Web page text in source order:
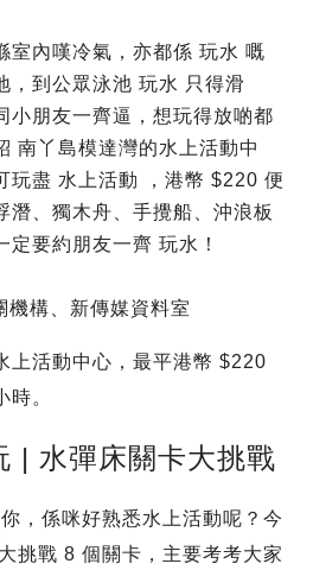
室內嘆冷氣，亦都係 玩水 嘅
，到公眾泳池 玩水 只得滑
小朋友一齊逼，想玩得放啲都
南丫島模達灣的水上活動中
玩盡 水上活動 ，港幣 $220 便
潛、獨木舟、手攪船、沖浪板
定要約朋友一齊 玩水！
機構、新傳媒資料室
上活動中心，最平港幣 $220
。
| 水彈床關卡大挑戰
，係咪好熟悉水上活動呢？今
挑戰 8 個關卡，主要考考大家